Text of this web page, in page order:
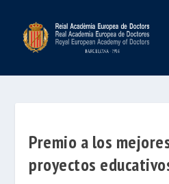
Premio a los
proyectos